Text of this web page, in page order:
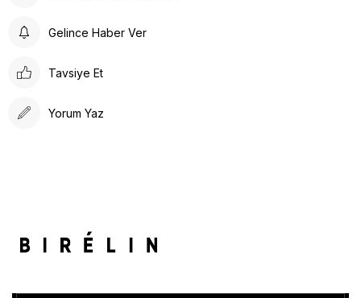
Gelince Haber Ver
Tavsiye Et
Yorum Yaz